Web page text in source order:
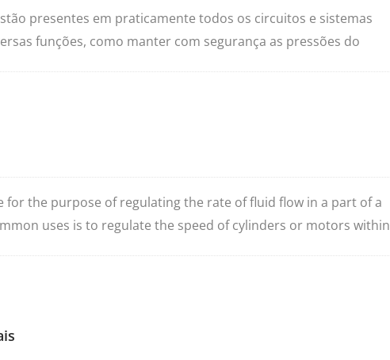
presentes em praticamente todos os circuitos e sistemas
funções, como manter com segurança as pressões do
for the purpose of regulating the rate of fluid flow in a part of a
uses is to regulate the speed of cylinders or motors within